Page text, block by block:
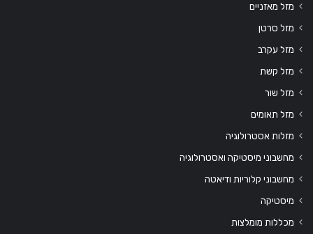
מזל מאזניים
מזל סרטן
מזל עקרב
מזל קשת
מזל שור
מזל תאומים
מזלות אסטרולוגיה
מחשבוני מיסטיקה ואסטרולוגיה
מחשבוני קלוריות ודיאטה
מיסטיקה
מכללות מומלצות